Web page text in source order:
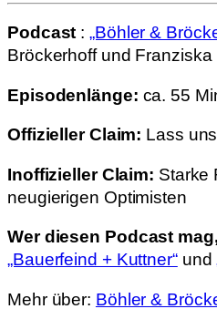
Podcast :„Böhler &
Bröckerhoff und Franziska
Episodenlänge: ca. 55
Offizieller Claim: Lass
Inoffizieller Claim: Starke
neugierigen Optimisten
Wer diesen Podcast
„Bauerfeind + Kuttner“und
Mehr über: Böhler &